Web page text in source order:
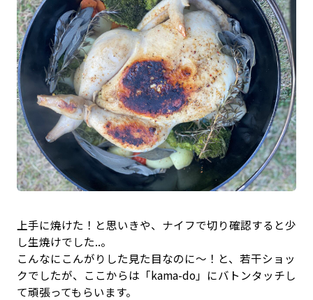
上手に焼けた！と思いきや、ナイフで切り確認すると少
し生焼けでした..。
こんなにこんがりした見た目なのに〜！と、若干ショッ
クでしたが、ここからは「kama-do」にバトンタッチし
て頑張ってもらいます。